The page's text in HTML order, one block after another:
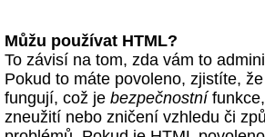
Můžu používat HTML?
To závisí na tom, zda vám to
Pokud to máte povoleno, zjistíte,
fungují, což je bezpečnostní
zneužití nebo zničení vzhledu či